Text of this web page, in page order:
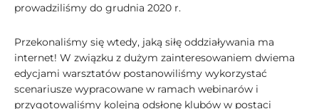
prowadziliśmy do grudnia 2020 r.
Przekonaliśmy się wtedy, jaką siłę oddziaływania ma
internet! W związku z dużym zainteresowaniem dwiema
edycjami warsztatów postanowiliśmy wykorzystać
scenariusze wypracowane w ramach webinarów i
przygotowaliśmy kolejną odsłonę klubów w postaci